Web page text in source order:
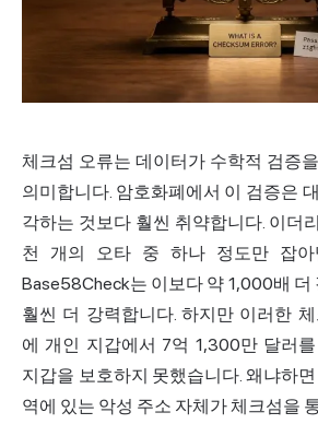
체크섬 오류는 데이터가 수학적 검증
의미합니다. 암호화폐에서 이 검증은
각하는 것보다 훨씬 취약합니다. 이더
천 개의 오타 중 하나 정도만 잡아
Base58Check는 이보다 약 1,000배 더
훨씬 더 강력합니다. 하지만 이러한
에 개인 지갑에서 7억 1,300만 달러
지갑을 보호하지 못했습니다. 왜냐하
역에 있는 악성 주소 자체가 체크섬을